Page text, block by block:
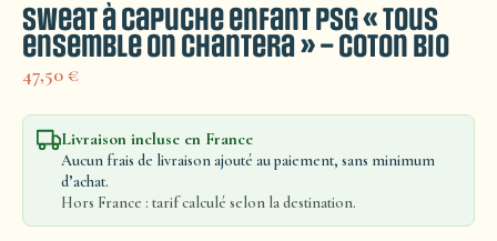
Sweat à capuche enfant PSG « Tous
ensemble on chantera » – coton bio
47,50€
Livraison incluse en France
Aucun frais de livraison ajouté au paiement, sans minimum
d’achat.
Hors France : tarif calculé selon la destination.